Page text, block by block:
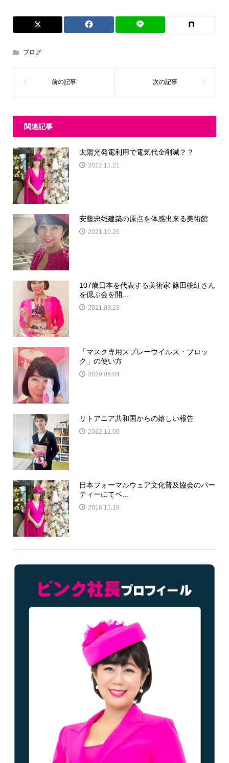
ブログ
関連記事
太陽光発電利用で電気代金削減？？
2022.11.21
安藤忠雄建築の原点を体感出来る美術館
2021.10.26
107歳日本を代表する美術家 篠田桃紅さん
を偲ぶ会を開...
2021.03.23
「マスク専用スプレーウイルス・ブロッ
ク」の使い方
2020.06.04
リトアニア共和国からの嬉しい報告
2022.11.09
日本フォーマルウェア文化普及協会のパー
ティーにてベ...
2018.11.19